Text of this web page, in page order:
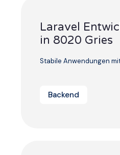
Laravel
in 8020 Gries
Stabile Anwendungen
Backend